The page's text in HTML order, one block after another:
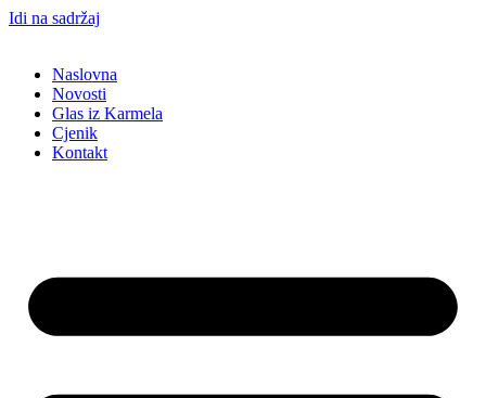
Idi na sadržaj
Naslovna
Novosti
Glas iz Karmela
Cjenik
Kontakt